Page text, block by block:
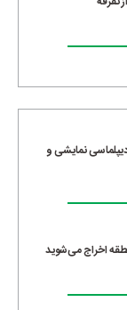
نمایشی و
اخراج می‌شوید